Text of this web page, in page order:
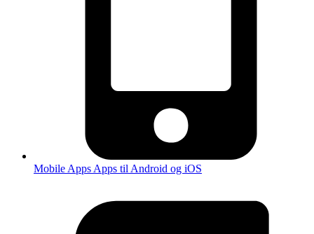
Mobile Apps Apps til Android og iOS